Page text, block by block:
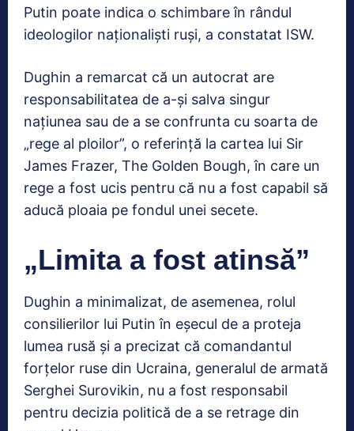
Putin poate indica o schimbare în rândul
ideologilor naționaliști ruși, a constatat ISW.
Dughin a remarcat că un autocrat are
responsabilitatea de a-și salva singur
națiunea sau de a se confrunta cu soarta de
„rege al ploilor”, o referință la cartea lui Sir
James Frazer, The Golden Bough, în care un
rege a fost ucis pentru că nu a fost capabil să
aducă ploaia pe fondul unei secete.
„Limita a fost atinsă”
Dughin a minimalizat, de asemenea, rolul
consilierilor lui Putin în eșecul de a proteja
lumea rusă și a precizat că comandantul
forțelor ruse din Ucraina, generalul de armată
Serghei Surovikin, nu a fost responsabil
pentru decizia politică de a se retrage din